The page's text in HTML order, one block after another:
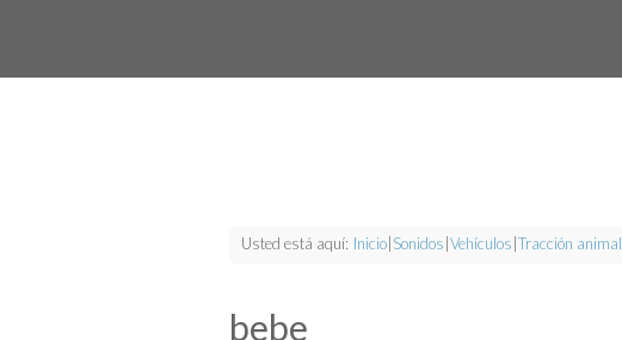
Usted está aquí: Inicio Sonidos Vehículos Tracción animal
bebe